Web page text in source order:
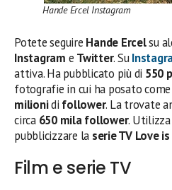
Hande Ercel Instagram
Potete seguire Hande Ercelsu
Instagram e Twitter. Su
attiva. Ha pubblicato più di 550
fotografie in cui ha posato
milionidi follower. La trovate
circa 650 mila follower.
pubblicizzare la serie TV Love
Film e serie TV